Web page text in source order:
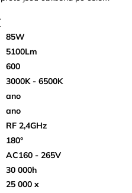
85W
5100Lm
600
3000K - 6500K
ano
ano
RF 2,4GHz
180°
AC160 - 265V
30 000h
25 000 x